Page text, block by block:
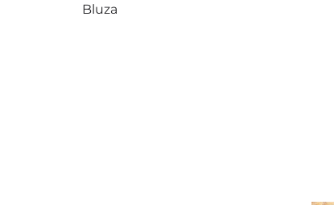
Bluza